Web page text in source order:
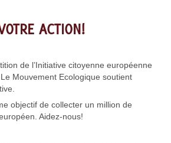
ACTION!
de l’Initiative citoyenne européenne
Mouvement Ecologique soutient
objectif de collecter un million de
Aidez-nous!